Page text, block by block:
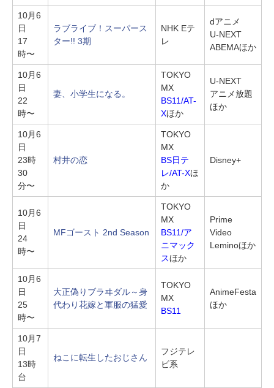
10月6
日
17
時〜
ラブライブ！スーパース
ター!! 3期
NHK Eテ
レ
dアニメ
U-NEXT
ABEMAほか
10月6
日
22
時〜
妻、小学生になる。
TOKYO
MX
BS11/AT-
Xほか
U-NEXT
アニメ放題
ほか
10月6
日
23時
30
分〜
村井の恋
TOKYO
MX
BS日テ
レ/AT-Xほ
か
Disney+
10月6
日
24
時〜
MFゴースト 2nd Season
TOKYO
MX
BS11/ア
ニマック
スほか
Prime
Video
Leminoほか
10月6
日
25
時〜
大正偽りブラヰダル～身
代わり花嫁と軍服の猛愛
TOKYO
MX
BS11
AnimeFesta
ほか
10月7
日
13時
台
ねこに転生したおじさん
フジテレ
ビ系